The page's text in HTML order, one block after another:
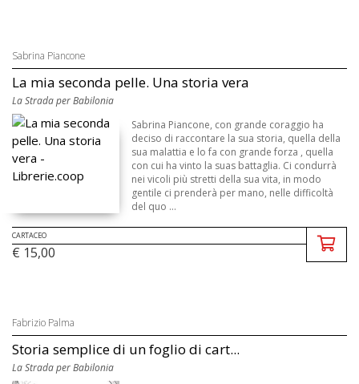
Sabrina Piancone
La mia seconda pelle. Una storia vera
La Strada per Babilonia
Sabrina Piancone, con grande coraggio ha
deciso di raccontare la sua storia, quella della
sua malattia e lo fa con grande forza , quella
con cui ha vinto la suas battaglia. Ci condurrà
nei vicoli più stretti della sua vita, in modo
gentile ci prenderà per mano, nelle difficoltà
del quo ...
CARTACEO
€ 15,00
Fabrizio Palma
Storia semplice di un foglio di cart...
La Strada per Babilonia